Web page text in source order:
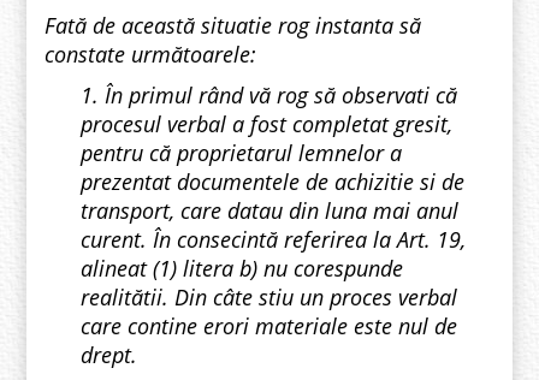
Fată de această situatie rog instanta să
constate următoarele:
1. În primul rând vă rog să observati că
procesul verbal a fost completat gresit,
pentru că proprietarul lemnelor a
prezentat documentele de achizitie si de
transport, care datau din luna mai anul
curent. În consecintă referirea la Art. 19,
alineat (1) litera b) nu corespunde
realitătii. Din câte stiu un proces verbal
care contine erori materiale este nul de
drept.